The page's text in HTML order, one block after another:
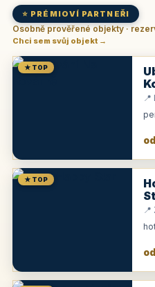
⭐ PRÉMIOVÍ PARTNEŘI
Osobně prověřené objekty ·
Chci sem svůj objekt →
★ TOP
★ TOP